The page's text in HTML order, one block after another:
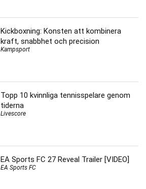
Kickboxning: Konsten att kombinera
kraft, snabbhet och precision
Kampsport
Topp 10 kvinnliga tennisspelare genom
tiderna
Livescore
EA Sports FC 27 Reveal Trailer [VIDEO]
EA Sports FC